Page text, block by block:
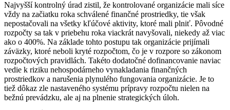
Najvyšší kontrolný úrad zistil, že kontrolované organizácie mali síce
vždy na začiatku roka schválené finančné prostriedky, tie však
nepostačovali na všetky kľúčové aktivity, ktoré mali plniť. Pôvodné
rozpočty sa tak v priebehu roka viackrát navyšovali, niekedy až viac
ako o 400%. Na základe tohto postupu tak organizácie prijímali
záväzky, ktoré neboli kryté rozpočtom, čo je v rozpore so zákonom
rozpočtových pravidlách. Takéto dodatočné dofinancovanie naviac
vedie k riziku nehospodárneho vynakladania finančných
prostriedkov a narušenia plynulého fungovania organizácie. Je to
tiež dôkaz zle nastaveného systému prípravy rozpočtu nielen na
bežnú prevádzku, ale aj na plnenie strategických úloh.